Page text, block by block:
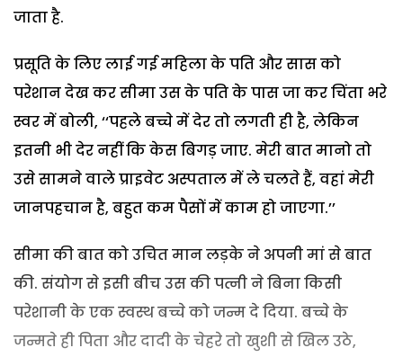
जाता है.
प्रसूति के लिए लाई गई महिला के पति और सास को
परेशान देख कर सीमा उस के पति के पास जा कर चिंता भरे
स्वर में बोली, ‘‘पहले बच्चे में देर तो लगती ही है, लेकिन
इतनी भी देर नहीं कि केस बिगड़ जाए. मेरी बात मानो तो
उसे सामने वाले प्राइवेट अस्पताल में ले चलते हैं, वहां मेरी
जानपहचान है, बहुत कम पैसों में काम हो जाएगा.’’
सीमा की बात को उचित मान लड़के ने अपनी मां से बात
की. संयोग से इसी बीच उस की पत्नी ने बिना किसी
परेशानी के एक स्वस्थ बच्चे को जन्म दे दिया. बच्चे के
जन्मते ही पिता और दादी के चेहरे तो खुशी से खिल उठे,